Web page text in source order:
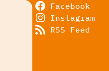
Facebook
Instagram
RSS Feed